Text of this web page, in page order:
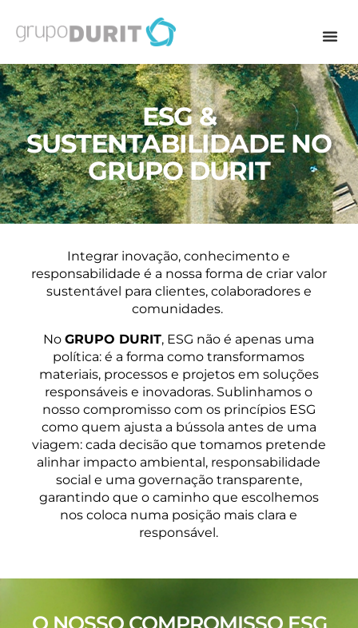
ESG &
SUSTENTABILIDADE NO
GRUPO DURIT
Integrar inovação, conhecimento e
responsabilidade é a nossa forma de criar valor
sustentável para clientes, colaboradores e
comunidades.
NoGRUPO DURIT, ESG não é apenas uma
política: é a forma como transformamos
materiais, processos e projetos em soluções
responsáveis e inovadoras. Sublinhamos o
nosso compromisso com os princípios ESG
como quem ajusta a bússola antes de uma
viagem: cada decisão que tomamos pretende
alinhar impacto ambiental, responsabilidade
social e uma governação transparente,
garantindo que o caminho que escolhemos
nos coloca numa posição mais clara e
responsável.
O NOSSO COMPROMISSO ESG